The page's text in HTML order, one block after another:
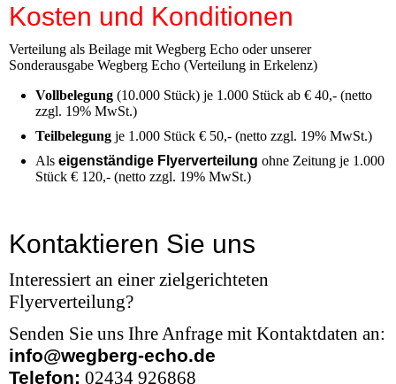
Kosten und Konditionen
Verteilung als Beilage mit Wegberg Echo oder unserer
Sonderausgabe Wegberg Echo (Verteilung in Erkelenz)
Vollbelegung (10.000 Stück) je 1.000 Stück ab € 40,- (netto
zzgl. 19% MwSt.)
Teilbelegung je 1.000 Stück € 50,- (netto zzgl. 19% MwSt.)
Als eigenständige Flyerverteilung ohne Zeitung je 1.000
Stück € 120,- (netto zzgl. 19% MwSt.)
Kontaktieren Sie uns
Interessiert an einer zielgerichteten
Flyerverteilung?
Senden Sie uns Ihre Anfrage mit Kontaktdaten an:
info@wegberg-echo.de
Telefon: 02434 926868